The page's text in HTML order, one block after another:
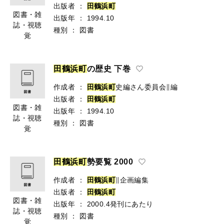
図書・雑
誌・視聴
覚
出版者 ： 田鶴浜町
出版年
：
1994.10
種別
： 図書
図書・雑
誌・視聴
覚
田 鶴浜町の歴史 下巻
作成者 ： 田鶴浜町史編さん委員会∥編
出版者
： 田鶴浜町
出版年
：
1994.10
種別
： 図書
図書・雑
誌・視聴
覚
田 鶴浜町勢要覧 2000
作成者 ： 田鶴浜町∥企画編集
出版者
： 田鶴浜町
出版年
：
2000.4発刊にあたり
種別
： 図書